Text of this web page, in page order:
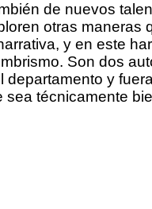
de nuevos
otras maneras
y en este
Son dos
y
técnicamente